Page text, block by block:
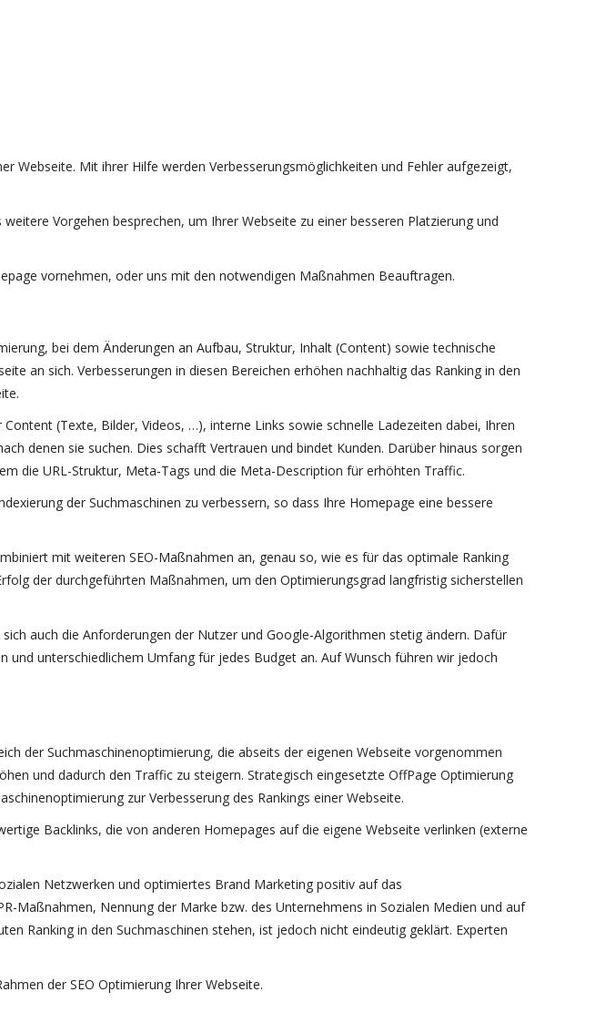
Webseite. Mit ihrer Hilfe werden Verbesserungsmöglichkeiten und Fehler aufgezeigt,
Vorgehen besprechen, um Ihrer Webseite zu einer besseren Platzierung und
vornehmen, oder uns mit den notwendigen Maßnahmen Beauftragen.
bei dem Änderungen an Aufbau, Struktur, Inhalt (Content) sowie technische
an sich. Verbesserungen in diesen Bereichen erhöhen nachhaltig das Ranking in den
(Texte, Bilder, Videos, …), interne Links sowie schnelle Ladezeiten dabei, Ihren
denen sie suchen. Dies schafft Vertrauen und bindet Kunden. Darüber hinaus sorgen
die URL-Struktur, Meta-Tags und die Meta-Description für erhöhten Traffic.
der Suchmaschinen zu verbessern, so dass Ihre Homepage eine bessere
mit weiteren SEO-Maßnahmen an, genau so, wie es für das optimale Ranking
der durchgeführten Maßnahmen, um den Optimierungsgrad langfristig sicherstellen
auch die Anforderungen der Nutzer und Google-Algorithmen stetig ändern. Dafür
unterschiedlichem Umfang für jedes Budget an. Auf Wunsch führen wir jedoch
der Suchmaschinenoptimierung, die abseits der eigenen Webseite vorgenommen
und dadurch den Traffic zu steigern. Strategisch eingesetzte OffPage Optimierung
zur Verbesserung des Rankings einer Webseite.
Backlinks, die von anderen Homepages auf die eigene Webseite verlinken (externe
Netzwerken und optimiertes Brand Marketing positiv auf das
Maßnahmen, Nennung der Marke bzw. des Unternehmens in Sozialen Medien und auf
Ranking in den Suchmaschinen stehen, ist jedoch nicht eindeutig geklärt. Experten
der SEO Optimierung Ihrer Webseite.